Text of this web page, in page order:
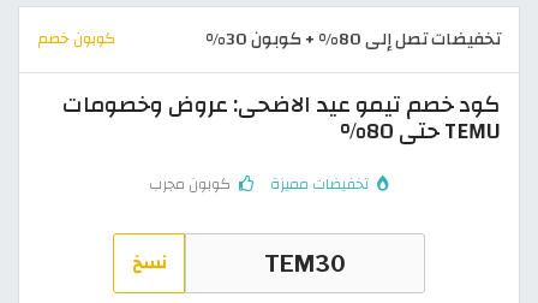
تخفيضات تصل إلى 80% + كوبون 30% كوبون خصم
كود خصم تيمو عيد الاضحى: عروض وخصومات
TEMU حتى 80%
تخفيضات مميزة كوبون مجرب
نسخ